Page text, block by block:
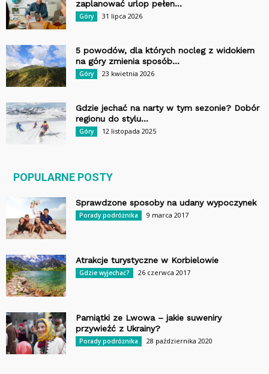
zaplanować urlop pełen...
Góry 31 lipca 2026
5 powodów, dla których nocleg z widokiem
na góry zmienia sposób...
Góry 23 kwietnia 2026
Gdzie jechać na narty w tym sezonie? Dobór
regionu do stylu...
Góry 12 listopada 2025
POPULARNE POSTY
Sprawdzone sposoby na udany wypoczynek
Porady podróżnika 9 marca 2017
Atrakcje turystyczne w Korbielowie
Gdzie wyjechać? 26 czerwca 2017
Pamiątki ze Lwowa – jakie suweniry
przywieźć z Ukrainy?
Porady podróżnika 28 października 2020